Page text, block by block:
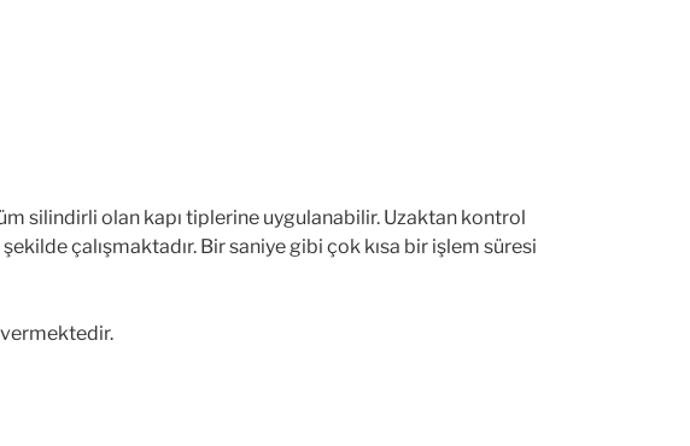
silindirli olan kapı tiplerine uygulanabilir. Uzaktan kontrol
çalışmaktadır. Bir saniye gibi çok kısa bir işlem süresi